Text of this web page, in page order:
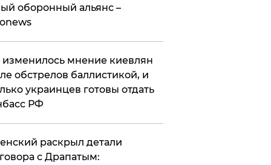
оборонный альянс –
изменилось мнение киевлян
обстрелов баллистикой, и
украинцев готовы отдать
РФ
раскрыл детали
с Драпатым: